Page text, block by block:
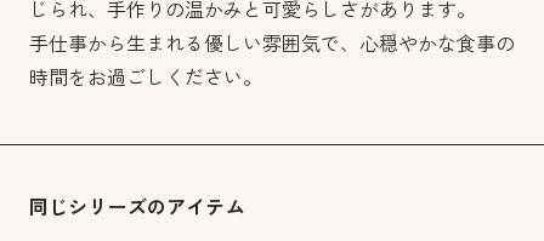
じられ、手作りの温かみと可愛らしさがあります。
手仕事から生まれる優しい雰囲気で、心穏やかな食事の
時間をお過ごしください。
同じシリーズのアイテム